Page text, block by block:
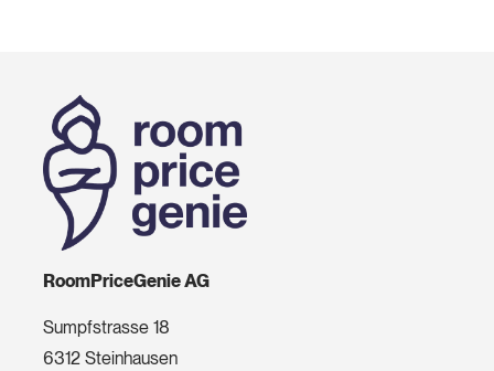
RoomPriceGenie AG
Sumpfstrasse 18
6312 Steinhausen